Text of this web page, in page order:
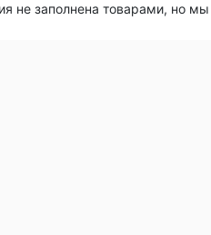
не заполнена товарами, но